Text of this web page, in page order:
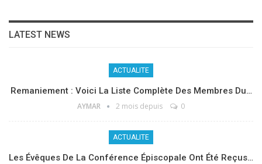
LATEST NEWS
ACTUALITE
Remaniement : Voici La Liste Complète Des Membres Du…
AYMAR 2 mois depuis 0
ACTUALITE
Les Évêques De La Conférence Épiscopale Ont Été Reçus…